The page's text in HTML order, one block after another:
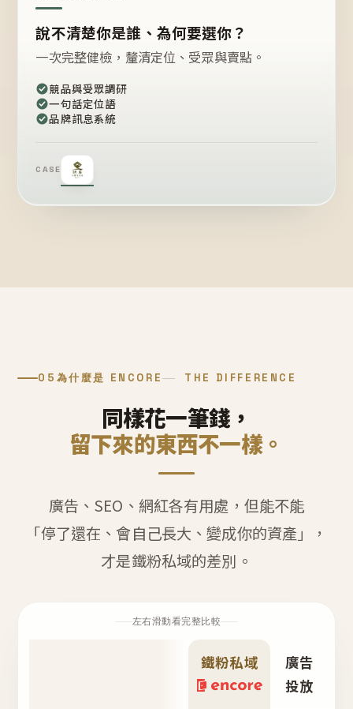
說不清楚你是誰、為何要選你？
一次完整健檢，釐清定位、受眾與賣點。
競品與受眾調研
一句話定位語
品牌訊息系統
CASE
05 為什麼是 ENCORE THE DIFFERENCE
同樣花一筆錢，
留下來的東西不一樣。
廣告、SEO、網紅各有用處，但能不能
「停了還在、會自己長大、變成你的資產」，
才是鐵粉私域的差別。
左右滑動看完整比較
鐵粉私域
廣告
投放